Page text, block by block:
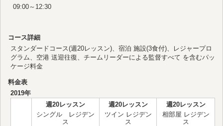
09:00～12:30
コース詳細
スタンダードコース(週20レッスン)、宿泊 施設(3食付)、レジャープロ
グラム、空港 送迎往復、チームリーダーによる監督すべて を含むパッ
ケージ料金
料金表
2019年
週20レッスン
シングル レジデン
ス
週20レッスン
ツイン レジデン
ス
週20レッスン
相部屋 レジデン
ス